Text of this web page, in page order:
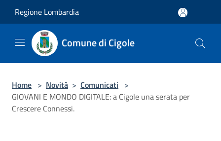
Regione Lombardia
Comune di Cigole
Home > Novità > Comunicati >
GIOVANI E MONDO DIGITALE: a Cigole una serata per
Crescere Connessi.